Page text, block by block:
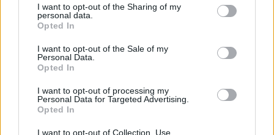
I want to opt-out of the Sharing of my
personal data.
Opted In
I want to opt-out of the Sale of my
Personal Data.
Opted In
I want to opt-out of processing my
Personal Data for Targeted Advertising.
Opted In
I want to opt-out of Collection, Use,
Žinios | Lietuvos diena
Savaitės vidurys nusimato karštas: temperatūra kils iki
32 laipsnių šilumos